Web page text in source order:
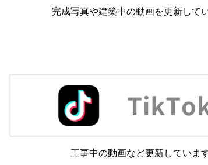
完成写真や建築中の動画を更新して
工事中の動画など更新していま